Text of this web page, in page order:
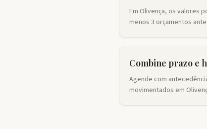
Em Olivença, os valores
menos 3 orçamentos
Combine prazo e
Agende com
movimentados em